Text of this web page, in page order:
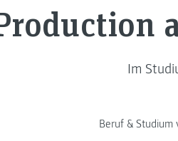
Im
Beruf & Studium